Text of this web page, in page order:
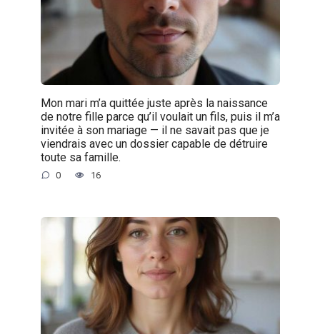
Mon mari m’a quittée juste après la naissance
de notre fille parce qu’il voulait un fils, puis il m’a
invitée à son mariage — il ne savait pas que je
viendrais avec un dossier capable de détruire
toute sa famille.
0 16